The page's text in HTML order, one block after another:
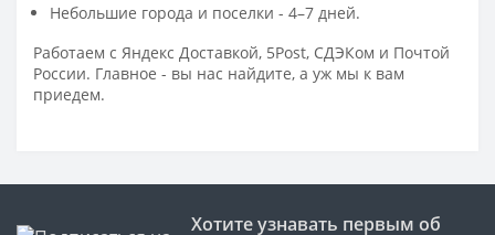
Небольшие города и поселки - 4–7 дней.
Работаем с Яндекс Доставкой, 5Post, СДЭКом и Почтой
России. Главное - вы нас найдите, а уж мы к вам
приедем.
Хотите узнавать первым об